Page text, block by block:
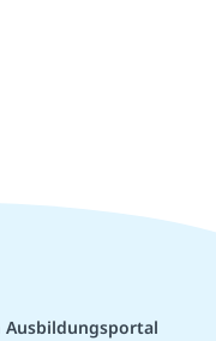
Ausbildungsportal